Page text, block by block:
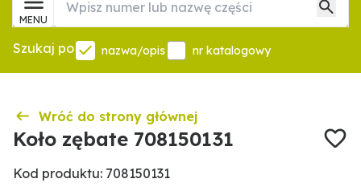
MENU
Szukaj po nazwa/opis nr katalogowy
Wróć do strony głównej
Koło zębate 708150131
Kod produktu: 708150131